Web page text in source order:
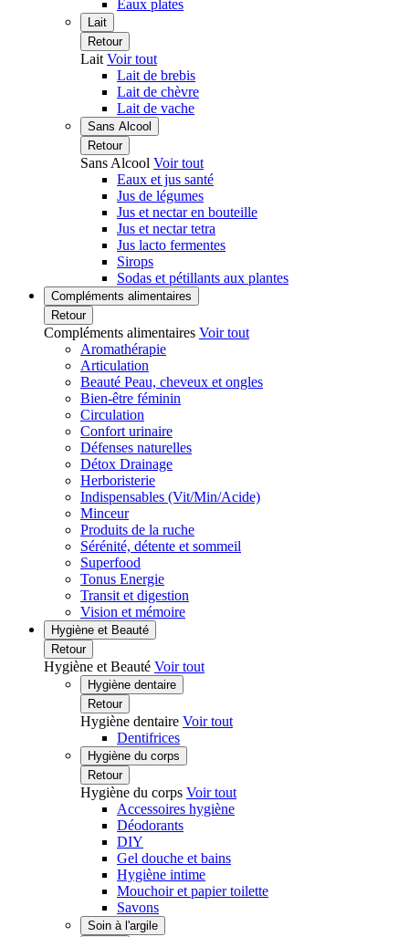
Eaux plates
Lait
Retour
Lait Voir tout
Lait de brebis
Lait de chèvre
Lait de vache
Sans Alcool
Retour
Sans Alcool Voir tout
Eaux et jus santé
Jus de légumes
Jus et nectar en bouteille
Jus et nectar tetra
Jus lacto fermentes
Sirops
Sodas et pétillants aux plantes
Compléments alimentaires
Retour
Compléments alimentaires Voir tout
Aromathérapie
Articulation
Beauté Peau, cheveux et ongles
Bien-être féminin
Circulation
Confort urinaire
Défenses naturelles
Détox Drainage
Herboristerie
Indispensables (Vit/Min/Acide)
Minceur
Produits de la ruche
Sérénité, détente et sommeil
Superfood
Tonus Energie
Transit et digestion
Vision et mémoire
Hygiène et Beauté
Retour
Hygiène et Beauté Voir tout
Hygiène dentaire
Retour
Hygiène dentaire Voir tout
Dentifrices
Hygiène du corps
Retour
Hygiène du corps Voir tout
Accessoires hygiène
Déodorants
DIY
Gel douche et bains
Hygiène intime
Mouchoir et papier toilette
Savons
Soin à l'argile